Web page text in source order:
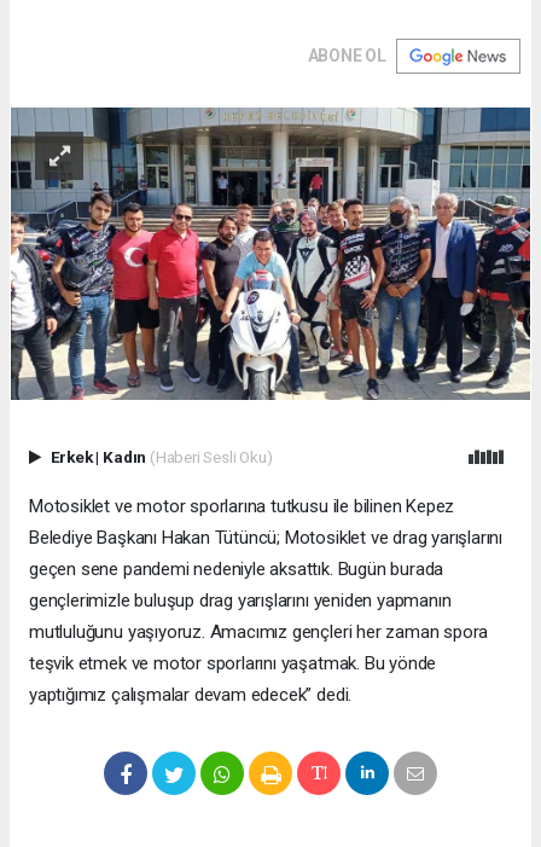
ABONE OL
Erkek| Kadın (Haberi Sesli Oku)
Motosiklet ve motor sporlarına tutkusu ile bilinen Kepez
Belediye Başkanı Hakan Tütüncü; Motosiklet ve drag yarışlarını
geçen sene pandemi nedeniyle aksattık. Bugün burada
gençlerimizle buluşup drag yarışlarını yeniden yapmanın
mutluluğunu yaşıyoruz. Amacımız gençleri her zaman spora
teşvik etmek ve motor sporlarını yaşatmak. Bu yönde
yaptığımız çalışmalar devam edecek” dedi.